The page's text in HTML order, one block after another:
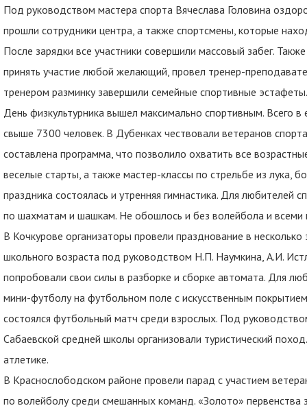
Под руководством мастера спорта Вячеслава Головина
прошли сотрудники центра, а также спортсмены, которые
После зарядки все участники совершили массовый забег.
принять участие любой желающий, провел тренер-
тренером разминку завершили семейные спортивные эстафеты.
День физкультурника вышел максимально спортивным. Всего
свыше 7300 человек. В Дубенках чествовали ветеранов
составлена программа, что позволило охватить все
веселые старты, а также мастер-классы по стрельбе из лука,
праздника состоялась и утренняя гимнастика. Для любителей
по шахматам и шашкам. Не обошлось и без волейбола и всеми
В Кочкурове организаторы провели празднование в
школьного возраста под руководством Н.П. Наумкина, А.И.
попробовали свои силы в разборке и сборке автомата. Для
мини-футболу на футбольном поле с искусственным
состоялся футбольный матч среди взрослых. Под
Сабаевской средней школы организовали туристический
атлетике.
В Краснослободском районе провели парад с участием
по волейболу среди смешанных команд. «Золото» первенства